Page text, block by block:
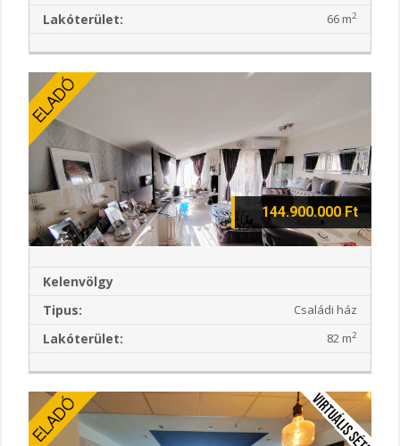
Lakóterület: 66 m2
144.900.000 Ft
Kelenvölgy
Tipus:
Családi ház
Lakóterület: 82 m2